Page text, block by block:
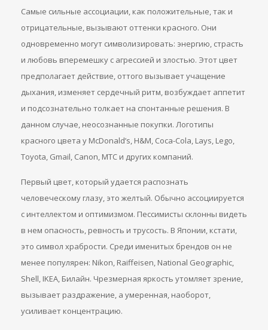
Самые сильные ассоциации, как положительные, так и
отрицательные, вызывают оттенки красного. Они
одновременно могут символизировать: энергию, страсть
и любовь вперемешку с агрессией и злостью. Этот цвет
предполагает действие, оттого вызывает учащение
дыхания, изменяет сердечный ритм, возбуждает аппетит
и подсознательно толкает на спонтанные решения. В
данном случае, неосознанные покупки. Логотипы
красного цвета у McDonald’s, H&M, Coca-Cola, Lays, Lego,
Toyota, Gmail, Canon, МТС и других компаний.
Первый цвет, который удается распознать
человеческому глазу, это желтый. Обычно ассоциируется
с интеллектом и оптимизмом. Пессимисты склонны видеть
в нем опасность, ревность и трусость. В Японии, кстати,
это символ храбрости. Среди именитых брендов он не
менее популярен: Nikon, Raiffeisen, National Geographic,
Shell, IKEA, Билайн. Чрезмерная яркость утомляет зрение,
вызывает раздражение, а умеренная, наоборот,
усиливает концентрацию.